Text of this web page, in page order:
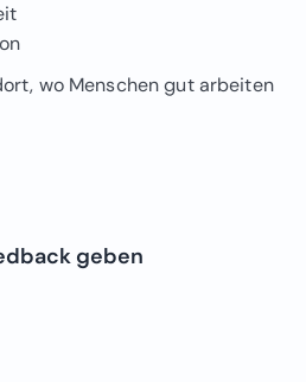
wo Menschen gut arbeiten
geben